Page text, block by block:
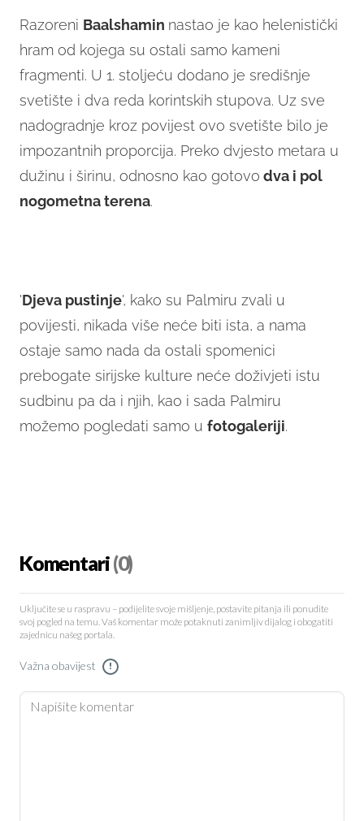
Razoreni Baalshamin nastao je kao helenistički
hram od kojega su ostali samo kameni
fragmenti. U 1. stoljeću dodano je središnje
svetište i dva reda korintskih stupova. Uz sve
nadogradnje kroz povijest ovo svetište bilo je
impozantnih proporcija. Preko dvjesto metara u
dužinu i širinu, odnosno kao gotovo dva i pol
nogometna terena.
'Djeva pustinje', kako su Palmiru zvali u
povijesti, nikada više neće biti ista, a nama
ostaje samo nada da ostali spomenici
prebogate sirijske kulture neće doživjeti istu
sudbinu pa da i njih, kao i sada Palmiru
možemo pogledati samo u fotogaleriji.
Komentari(0)
Uključite se u raspravu – podijelite svoje mišljenje, postavite pitanja ili ponudite
svoj pogled na temu. Vaš komentar može potaknuti zanimljiv dijalog i obogatiti
zajednicu našeg portala.
Važna obavijest !